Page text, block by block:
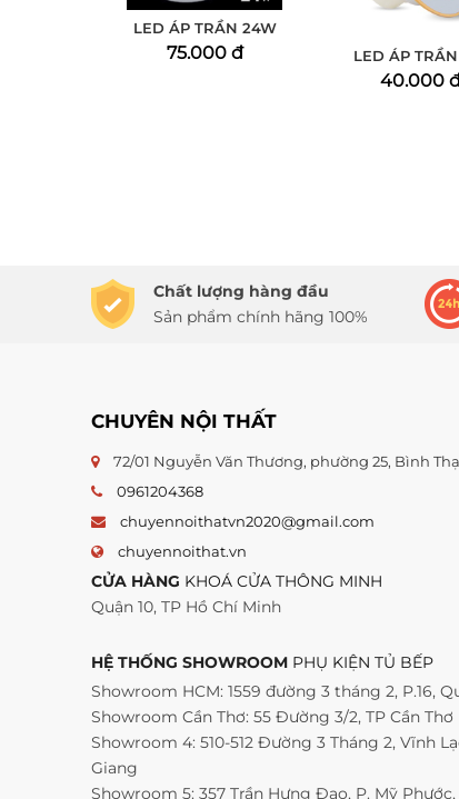
LED ÁP TRẦN 24W
75.000 đ LED ÁP
40.000
Chất lượng hàng đầu
Sản phẩm chính hãng 100%
CHUYÊN NỘI THẤT
72/01 Nguyễn Văn Thương, phường 25, Bình
0961204368
chuyennoithatvn2020@gmail.com
chuyennoithat.vn
CỬA HÀNG KHOÁ CỬA THÔNG MINH
Quận 10, TP Hồ Chí Minh
HỆ THỐNG SHOWROOM PHỤ KIỆN TỦ BẾP
Showroom HCM: 1559 đường 3 tháng 2, P.16,
Showroom Cần Thơ: 55 Đường 3/2, TP Cần Thơ
Showroom 4: 510-512 Đường 3 Tháng 2, Vĩnh
Giang
Showroom 5: 357 Trần Hưng Đạo, P. Mỹ